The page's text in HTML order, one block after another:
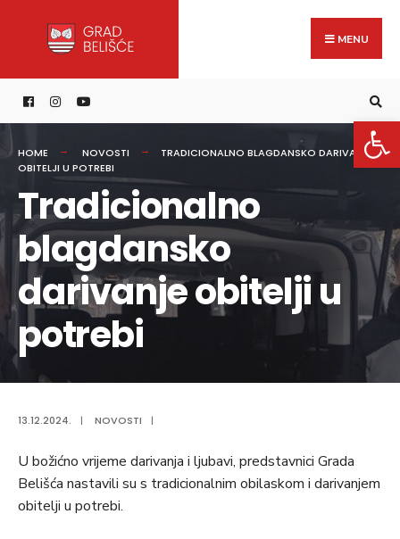
content
MENU
HOME NOVOSTI
TRADICIONALNO BLAGDANSKO DARIVANJE
OBITELJI U POTREBI
Tradicionalno
blagdansko
darivanje obitelji u
potrebi
13.12.2024. | NOVOSTI |
U božićno vrijeme darivanja i ljubavi, predstavnici Grada
Belišća nastavili su s tradicionalnim obilaskom i darivanjem
obitelji u potrebi.
for: